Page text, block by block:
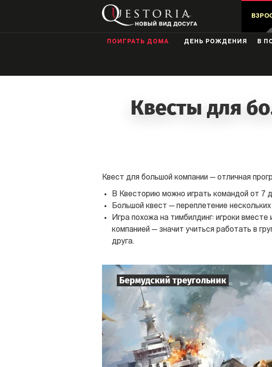
ФРАНШИЗА В СУРГУТЕ
ПОИГРАТЬ ДОМА ДЕНЬ РОЖДЕНИЯ В
Квесты для
Квест для большой компании — отличная
В Квесторию можно играть командой от 7
Большой квест — переплетение
Игра похожа на тимбилдинг: игроки
компанией — значит учиться работать в
друга.
Бермудский треугольник